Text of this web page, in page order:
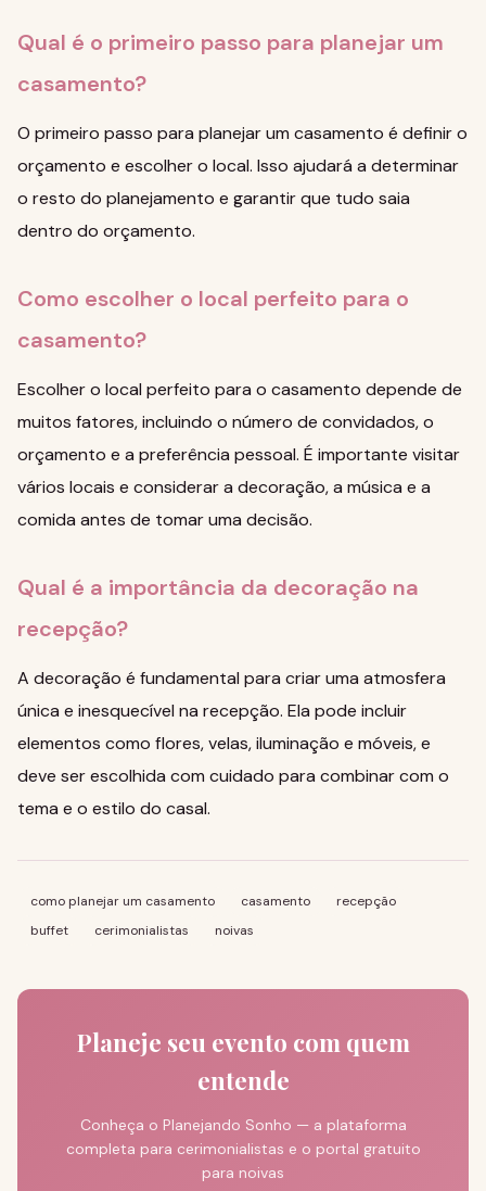
Qual é o primeiro passo para planejar um
casamento?
O primeiro passo para planejar um casamento é definir o
orçamento e escolher o local. Isso ajudará a determinar
o resto do planejamento e garantir que tudo saia
dentro do orçamento.
Como escolher o local perfeito para o
casamento?
Escolher o local perfeito para o casamento depende de
muitos fatores, incluindo o número de convidados, o
orçamento e a preferência pessoal. É importante visitar
vários locais e considerar a decoração, a música e a
comida antes de tomar uma decisão.
Qual é a importância da decoração na
recepção?
A decoração é fundamental para criar uma atmosfera
única e inesquecível na recepção. Ela pode incluir
elementos como flores, velas, iluminação e móveis, e
deve ser escolhida com cuidado para combinar com o
tema e o estilo do casal.
como planejar um casamento casamento
recepção
buffet
cerimonialistas noivas
Planeje seu evento com quem
entende
Conheça o Planejando Sonho — a plataforma
completa para cerimonialistas e o portal gratuito
para noivas